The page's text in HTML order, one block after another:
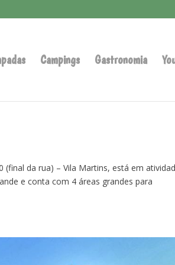
Campings Gastronomia
(final da rua) – Vila Martins, está em
e conta com 4 áreas grandes para